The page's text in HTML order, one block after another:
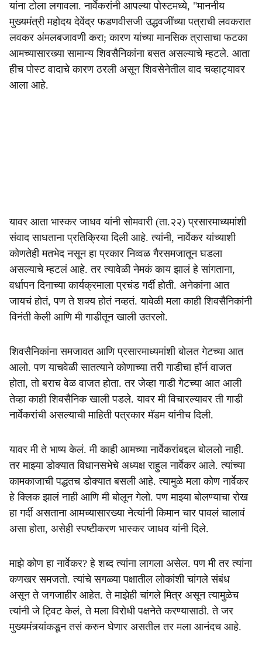
यांना टोला लगावला. नार्वेकरांनी आपल्या पोस्टमध्ये, "माननीय
मुख्यमंत्री महोदय देवेंद्र फडणवीसजी उद्धवजींच्या पत्राची लवकरात
लवकर अंमलबजावणी करा; कारण यांच्या मानसिक त्रासाचा फटका
आमच्यासारख्या सामान्य शिवसैनिकांना बसत असल्याचे म्हटले. आता
हीच पोस्ट वादाचे कारण ठरली असून शिवसेनेतील वाद चव्हाट्यावर
आला आहे.
यावर आता भास्कर जाधव यांनी सोमवारी (ता.२२) प्रसारमाध्यमांशी
संवाद साधताना प्रतिक्रिया दिली आहे. त्यांनी, नार्वेकर यांच्याशी
कोणतेही मतभेद नसून हा प्रकार निव्वळ गैरसमजातून घडला
असल्याचे म्हटलं आहे. तर त्यावेळी नेमकं काय झालं हे सांगताना,
वर्धापन दिनाच्या कार्यक्रमाला प्रचंड गर्दी होती. अनेकांना आत
जायचं होतं, पण ते शक्य होतं नव्हतं. यावेळी मला काही शिवसैनिकांनी
विनंती केली आणि मी गाडीतून खाली उतरलो.
शिवसैनिकांना समजावत आणि प्रसारमाध्यमांशी बोलत गेटच्या आत
आलो. पण याचवेळी सातत्याने कोणाच्या तरी गाडीचा हॉर्न वाजत
होता, तो बराच वेळ वाजत होता. तर जेव्हा गाडी गेटच्या आत आली
तेव्हा काही शिवसैनिक खाली पडले. यावर मी विचारल्यावर ती गाडी
नार्वेकरांची असल्याची माहिती पत्रकार मॅडम यांनीच दिली.
यावर मी ते भाष्य केलं. मी काही आमच्या नार्वेकरांबद्दल बोललो नाही.
तर माझ्या डोक्यात विधानसभेचे अध्यक्ष राहुल नार्वेकर आले. त्यांच्या
कामकाजाची पद्धतच डोक्यात बसली आहे. त्यामुळे मला कोण नार्वेकर
हे क्लिक झालं नाही आणि मी बोलून गेलो. पण माझ्या बोलण्याचा रोख
हा गर्दी असताना आमच्यासारख्या नेत्यांनी किमान चार पावलं चालावं
असा होता, असेही स्पष्टीकरण भास्कर जाधव यांनी दिले.
माझे कोण हा नार्वेकर? हे शब्द त्यांना लागला असेल. पण मी तर त्यांना
कणखर समजतो. त्यांचे सगळ्या पक्षातील लोकांशी चांगले संबंध
असून ते जगजाहीर आहेत. ते माझेही चांगले मित्र असून त्यामुळेच
त्यांनी जे ट्विट केलं, ते मला विरोधी पक्षनेते करण्यासाठी. ते जर
मुख्यमंत्र्यांकडून तसं करुन घेणार असतील तर मला आनंदच आहे.